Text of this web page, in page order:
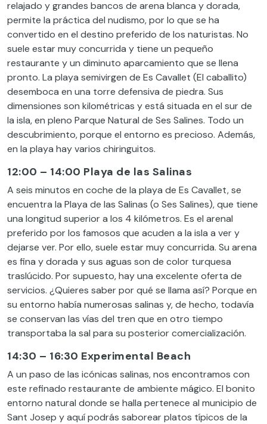
relajado y grandes bancos de arena blanca y dorada,
permite la práctica del nudismo, por lo que se ha
convertido en el destino preferido de los naturistas. No
suele estar muy concurrida y tiene un pequeño
restaurante y un diminuto aparcamiento que se llena
pronto. La playa semivirgen de Es Cavallet (El caballito)
desemboca en una torre defensiva de piedra. Sus
dimensiones son kilométricas y está situada en el sur de
la isla, en pleno Parque Natural de Ses Salines. Todo un
descubrimiento, porque el entorno es precioso. Además,
en la playa hay varios chiringuitos.
12:00 – 14:00 Playa de las Salinas
A seis minutos en coche de la playa de Es Cavallet, se
encuentra la Playa de las Salinas (o Ses Salines), que tiene
una longitud superior a los 4 kilómetros. Es el arenal
preferido por los famosos que acuden a la isla a ver y
dejarse ver. Por ello, suele estar muy concurrida. Su arena
es fina y dorada y sus aguas son de color turquesa
traslúcido. Por supuesto, hay una excelente oferta de
servicios. ¿Quieres saber por qué se llama así? Porque en
su entorno había numerosas salinas y, de hecho, todavía
se conservan las vías del tren que en otro tiempo
transportaba la sal para su posterior comercialización.
14:30 – 16:30 Experimental Beach
A un paso de las icónicas salinas, nos encontramos con
este refinado restaurante de ambiente mágico. El bonito
entorno natural donde se halla pertenece al municipio de
Sant Josep y aquí podrás saborear platos típicos de la